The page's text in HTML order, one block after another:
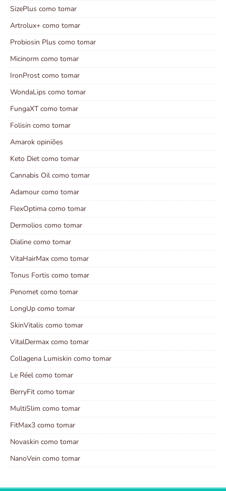
SizePlus como tomar
Artrolux+ como tomar
Probiosin Plus como tomar
Micinorm como tomar
IronProst como tomar
WondaLips como tomar
FungaXT como tomar
Folisin como tomar
Amarok opiniões
Keto Diet como tomar
Cannabis Oil como tomar
Adamour como tomar
FlexOptima como tomar
Dermolios como tomar
Dialine como tomar
VitaHairMax como tomar
Tonus Fortis como tomar
Penomet como tomar
LongUp como tomar
SkinVitalis como tomar
VitalDermax como tomar
Collagena Lumiskin como tomar
Le Réel como tomar
BerryFit como tomar
MultiSlim como tomar
FitMax3 como tomar
Novaskin como tomar
NanoVein como tomar